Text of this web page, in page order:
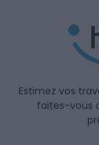
Estimez vos
faites-vous